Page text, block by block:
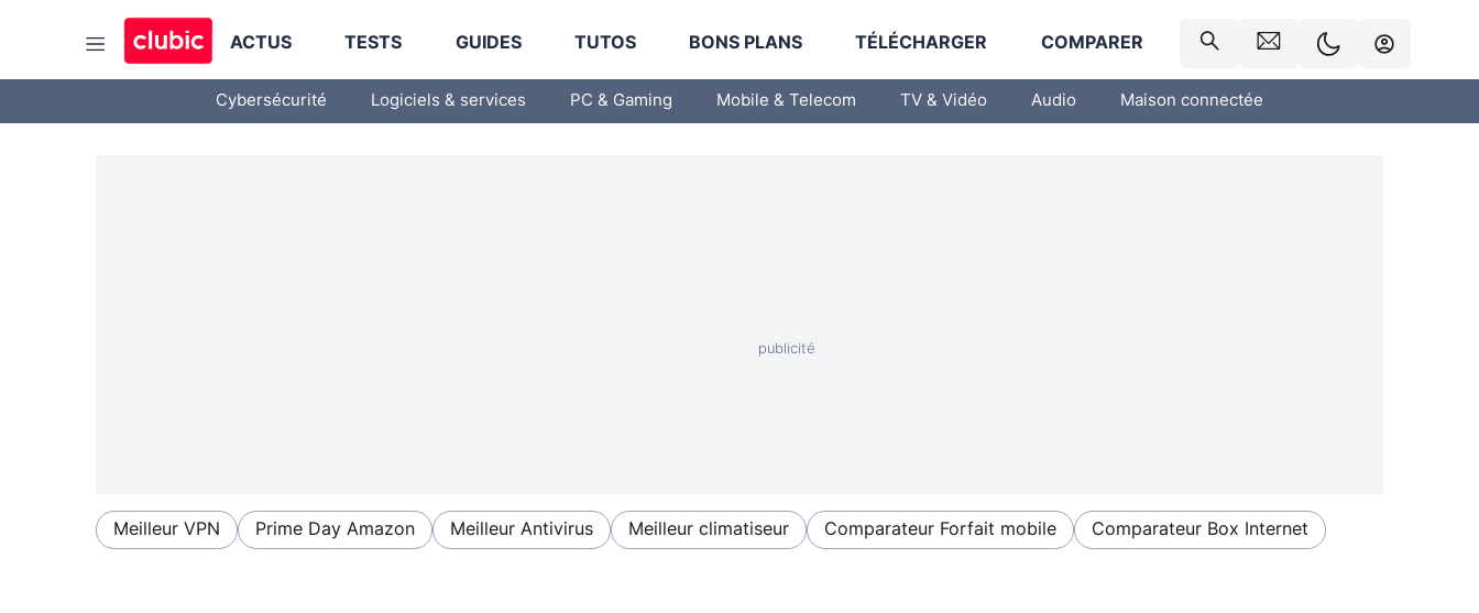
ACTUS TESTS GUIDES TUTOS BONS PLANS TÉLÉCHARGER COMPARER
Cybersécurité Logiciels & services PC & Gaming Mobile & Telecom TV & Vidéo Audio Maison connectée
Meilleur VPN Prime Day Amazon Meilleur Antivirus Meilleur climatiseur Comparateur Forfait mobile Comparateur Box Internet